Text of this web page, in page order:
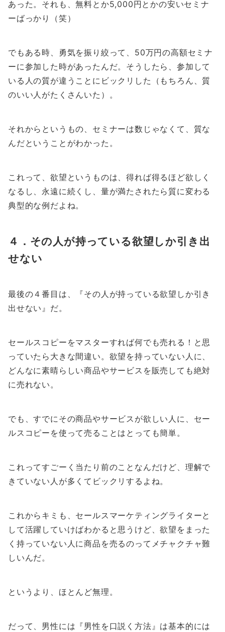
あった。それも、無料とか5,000円とかの安いセミナ
ーばっかり（笑）
でもある時、勇気を振り絞って、50万円の高額セミナ
ーに参加した時があったんだ。そうしたら、参加して
いる人の質が違うことにビックリした（もちろん、質
のいい人がたくさんいた）。
それからというもの、セミナーは数じゃなくて、質な
んだということがわかった。
これって、欲望というものは、得れば得るほど欲しく
なるし、永遠に続くし、量が満たされたら質に変わる
典型的な例だよね。
４．その人が持っている欲望しか引き出
せない
最後の４番目は、『その人が持っている欲望しか引き
出せない』だ。
セールスコピーをマスターすれば何でも売れる！と思
っていたら大きな間違い。欲望を持っていない人に、
どんなに素晴らしい商品やサービスを販売しても絶対
に売れない。
でも、すでにその商品やサービスが欲しい人に、セー
ルスコピーを使って売ることはとっても簡単。
これってすごーく当たり前のことなんだけど、理解で
きていない人が多くてビックリするよね。
これからキミも、セールスマーケティングライターと
して活躍していけばわかると思うけど、欲望をまった
く持っていない人に商品を売るのってメチャクチャ難
しいんだ。
というより、ほとんど無理。
だって、男性には『男性を口説く方法』は基本的には